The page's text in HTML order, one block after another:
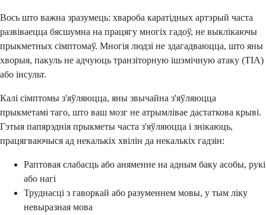
Вось што важна зразумець: хвароба каратідных артэрый часта
развіваецца бясшумна на працягу многіх гадоў, не выклікаючы
прыкметных сімптомаў. Многія людзі не здагадваюцца, што яны
хворыя, пакуль не адчуюць транзіторную ішэмічную атаку (ТІА)
або інсульт.
Калі сімптомы з'яўляюцца, яны звычайна з'яўляюцца
прыкметамі таго, што ваш мозг не атрымлівае дастаткова крыві.
Гэтыя папярэднія прыкметы часта з'яўляюцца і знікаюць,
працягваючыся ад некалькіх хвілін да некалькіх гадзін:
Раптовая слабасць або аняменне на адным баку асобы, рукі
або нагі
Труднасці з гаворкай або разуменнем мовы, у тым ліку
невыразная мова